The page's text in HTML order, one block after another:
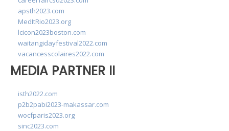
apsth2023.com
MedItRio2023.org
lcicon2023boston.com
waitangidayfestival2022.com
vacancesscolaires2022.com
MEDIA PARTNER II
isth2022.com
p2b2pabi2023-makassar.com
wocfparis2023.org
sinc2023.com